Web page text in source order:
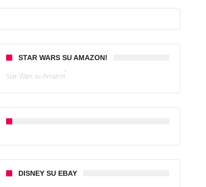
STAR WARS SU AMAZON!
Star Wars su Amazon
DISNEY SU EBAY